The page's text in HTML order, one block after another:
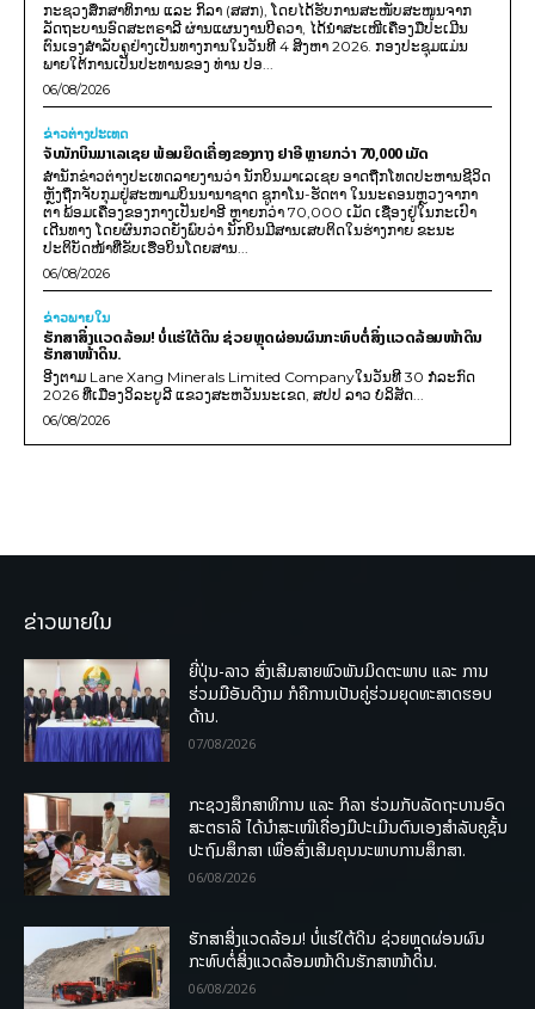
ກະຊວງສຶກສາທິການ ແລະ ກິລາ (ສສກ), ໂດຍໄດ້ຮັບການສະໜັບສະໜູນຈາກ
ລັດຖະບານອົດສະຕຣາລີ ຜ່ານແຜນງານບີຄວາ, ໄດ້ນຳສະເໜີເຄື່ອງມືປະເມີນ
ຕົນເອງສຳລັບຄູຢ່າງເປັນທາງການໃນວັນທີ 4 ສິງຫາ 2026. ກອງປະຊຸມແມ່ນ
ພາຍໃຕ້ການເປັນປະທານຂອງ ທ່ານ ປອ...
06/08/2026
ຂ່າວຕ່າງປະເທດ
ຈັບນັກບິນມາເລເຊຍ ພ້ອມຍຶດເຄື່ອງຂອງກາງ ຢາອີ ຫຼາຍກວ່າ 70,000 ເມັດ
ສຳນັກຂ່າວຕ່າງປະເທດລາຍງານວ່າ ນັກບິນມາເລເຊຍ ອາດຖືກໂທດປະຫານຊີວິດ
ຫຼັງຖືກຈັບກຸມຢູ່ສະໜາມບິນນານາຊາດ ຊູກາໂນ-ຮັດຕາ ໃນນະຄອນຫຼວງຈາກາ
ຕາ ພ້ອມເຄື່ອງຂອງກາງເປັນຢາອີ ຫຼາຍກວ່າ 70,000 ເມັດ ເຊື່ອງຢູ່ໃນກະເປົາ
ເດີນທາງ ໂດຍຜົນກວດຍັງພົບວ່າ ນັກບິນມີສານເສບຕິດໃນຮ່າງກາຍ ຂະນະ
ປະຕິບັດໜ້າທີ່ຂັບເຮືອບິນໂດຍສານ...
06/08/2026
ຂ່າວພາຍ​ໃນ
ຮັກສາສິ່ງແວດລ້ອມ! ບໍ່ແຮ່ໃຕ້ດິນ ຊ່ວຍຫຼຸດຜ່ອນຜົນກະທົບຕໍ່ສິ່ງແວດລ້ອມໜ້າດິນ
ຮັກສາໜ້າດິນ.
ອີງຕາມ Lane Xang Minerals Limited Companyໃນວັນທີ 30 ກໍລະກົດ
2026 ທີ່ເມືອງວິລະບູລີ ແຂວງສະຫວັນນະເຂດ, ສປປ ລາວ ບໍລິສັດ...
06/08/2026
ຂ່າວພາຍໃນ
ຍີ່ປຸ່ນ-ລາວ ສົ່ງເສີມສາຍພົວພັນມິດຕະພາບ ແລະ ການ
ຮ່ວມມືອັນດີງາມ ກໍຄືການເປັນຄູ່ຮ່ວມຍຸດທະສາດຮອບ
ດ້ານ.
07/08/2026
ກະຊວງສຶກສາທິການ ແລະ ກິລາ ຮ່ວມກັບລັດຖະບານອົດ
ສະຕຣາລີ ໄດ້ນຳສະເໜີເຄື່ອງມືປະເມີນຕົນເອງສຳລັບຄູຊັ້ນ
ປະຖົມສຶກສາ ເພື່ອສົ່ງເສີມຄຸນນະພາບການສຶກສາ.
06/08/2026
ຮັກສາສິ່ງແວດລ້ອມ! ບໍ່ແຮ່ໃຕ້ດິນ ຊ່ວຍຫຼຸດຜ່ອນຜົນ
ກະທົບຕໍ່ສິ່ງແວດລ້ອມໜ້າດິນຮັກສາໜ້າດິນ.
06/08/2026